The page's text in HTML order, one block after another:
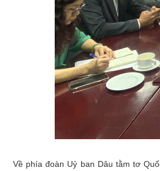
Về phía đoàn Uỷ ban Dâu tằm tơ